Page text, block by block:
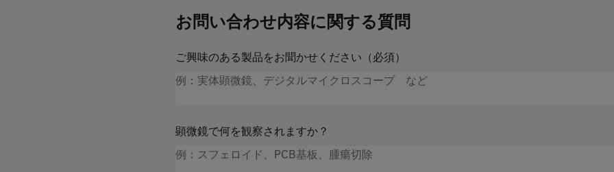
お問い合わせ内容に関する質問
ご興味のある製品をお聞かせください（必須）
顕微鏡で何を観察されますか？